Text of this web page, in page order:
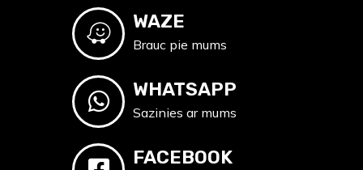
WAZE
Brauc pie mums
WHATSAPP
Sazinies ar mums
FACEBOOK